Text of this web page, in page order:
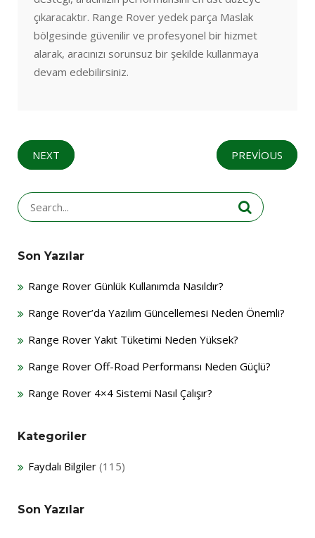
çıkaracaktır. Range Rover yedek parça Maslak
bölgesinde güvenilir ve profesyonel bir hizmet
alarak, aracınızı sorunsuz bir şekilde kullanmaya
devam edebilirsiniz.
NEXT PREVIOUS
Search
for:
Son Yazılar
Range Rover Günlük Kullanımda Nasıldır?
Range Rover’da Yazılım Güncellemesi Neden Önemli?
Range Rover Yakıt Tüketimi Neden Yüksek?
Range Rover Off-Road Performansı Neden Güçlü?
Range Rover 4×4 Sistemi Nasıl Çalışır?
Kategoriler
Faydalı Bilgiler (115)
Son Yazılar